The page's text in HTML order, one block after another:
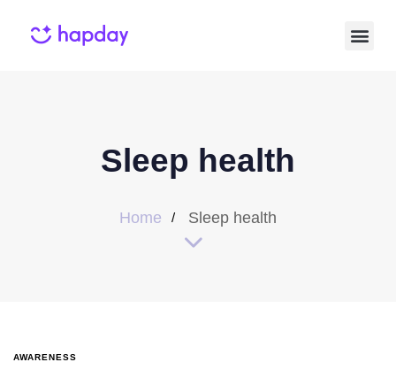
Sleep health
Home Sleep health
AWARENESS